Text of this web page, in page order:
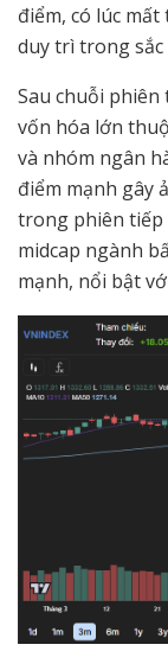
điểm, có lúc
duy trì trong
Sau chuỗi
vốn hóa lớn
và nhóm ngân
điểm mạnh gây
trong phiên tiếp
midcap ngành
mạnh, nổi bật